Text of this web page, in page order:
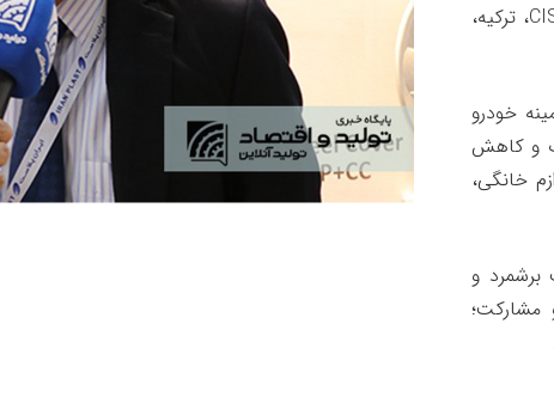
نمونه صنعتی و دانش بنیان است که محصولات خود را به کشورهای عضو CIS، ترکیه،
خودرو
و کاهش
خانگی،
و